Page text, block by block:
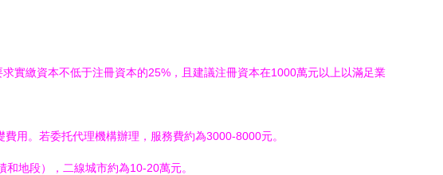
實繳資本不低于注冊資本的25%，且建議注冊資本在1000萬元以上以滿足業
用。若委托代理機構辦理，服務費約為3000-8000元。
地段），二線城市約為10-20萬元。